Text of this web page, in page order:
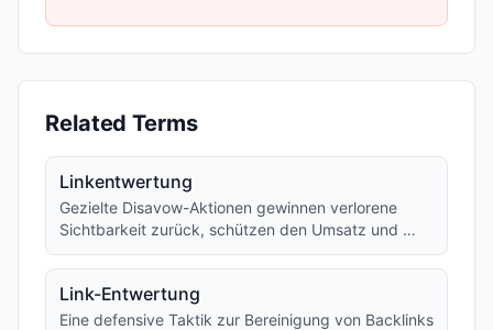
Related Terms
Linkentwertung
Gezielte Disavow-Aktionen gewinnen verlorene
Sichtbarkeit zurück, schützen den Umsatz und …
Link-Entwertung
Eine defensive Taktik zur Bereinigung von Backlinks